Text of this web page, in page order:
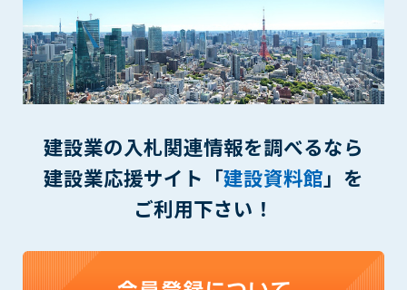
建設業の入札関連情報を調べるなら
建設業応援サイト「建設資料館」を
ご利用下さい！
と管理者が、判断した場合
(2) 建設資料館の運営および保守管理上、必要と判断した場合
(3) 広告掲載料金の支払が遅延した場合
(4) その他、管理者が不適当と判断した場合
廃止を含み)し、本サービスの運営を中止または廃止することが
できるものとします。これに起因する会員または他の第三者が
被った損害について管理者は､一切の責任をも負わないものと
会員の氏名、住所、性別、年齢、メールアドレスその他本サー
ビスの提供に関連して管理者が知り得た会員の個人情報（以下